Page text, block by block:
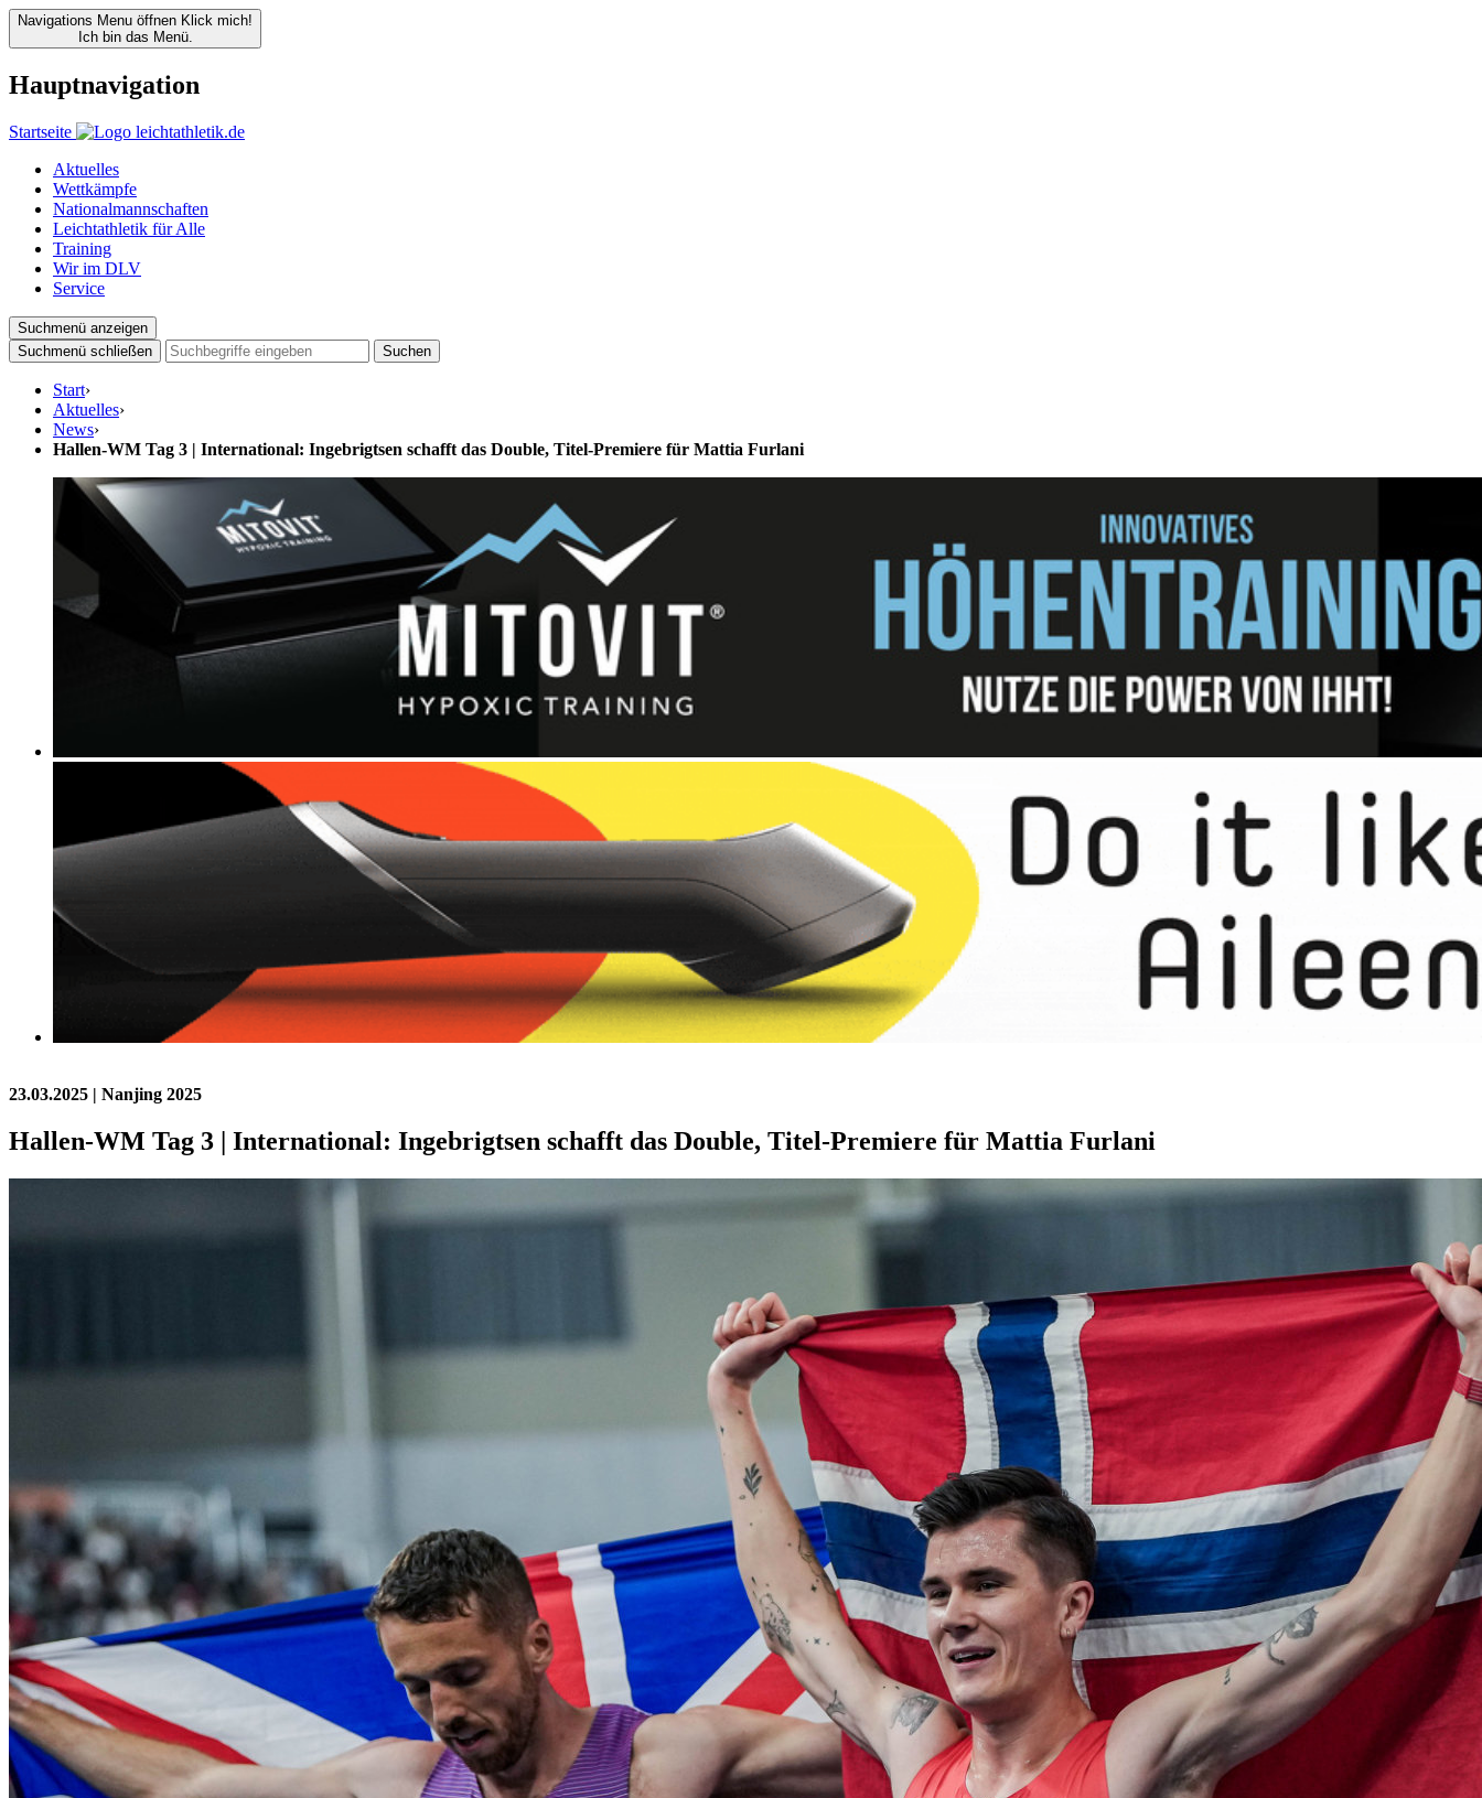
Navigations Menu öffnen Klick mich!
Ich bin das Menü.
Hauptnavigation
Startseite
Aktuelles
Wettkämpfe
Nationalmannschaften
Leichtathletik für Alle
Training
Wir im DLV
Service
Suchmenü anzeigen
Suchmenü schließen
Suchen
Start›
Aktuelles›
News›
Hallen-WM Tag 3 | International: Ingebrigtsen schafft das Double, Titel-Premiere für Mattia Furlani
23.03.2025 | Nanjing 2025
Hallen-WM Tag 3 | International: Ingebrigtsen schafft das Double, Titel-Premiere für Mattia Furlani